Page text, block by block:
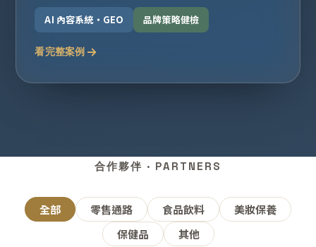
AI 內容系統・GEO 品牌策略健檢
看完整案例
合作夥伴 · PARTNERS
全部 零售通路 食品飲料
美妝保養
保健品
其他